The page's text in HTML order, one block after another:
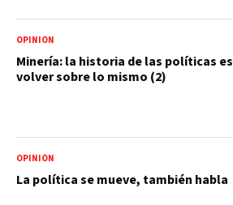
OPINIÓN
Minería: la historia de las políticas es
volver sobre lo mismo (2)
OPINIÓN
La política se mueve, también habla